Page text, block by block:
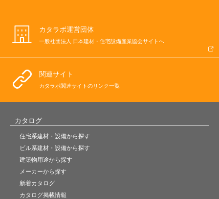
カタラボ運営団体
一般社団法人 日本建材・住宅設備産業協会サイトへ
関連サイト
カタラボ関連サイトのリンク一覧
カタログ
住宅系建材・設備から探す
ビル系建材・設備から探す
建築物用途から探す
メーカーから探す
新着カタログ
カタログ掲載情報